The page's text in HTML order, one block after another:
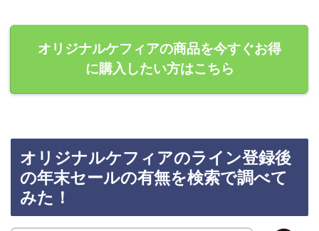
オリジナルケフィアの商品を今すぐお得
に購入したい方はこちら
オリジナルケフィアのライン登録後
の年末セールの有無を検索で調べて
みた！